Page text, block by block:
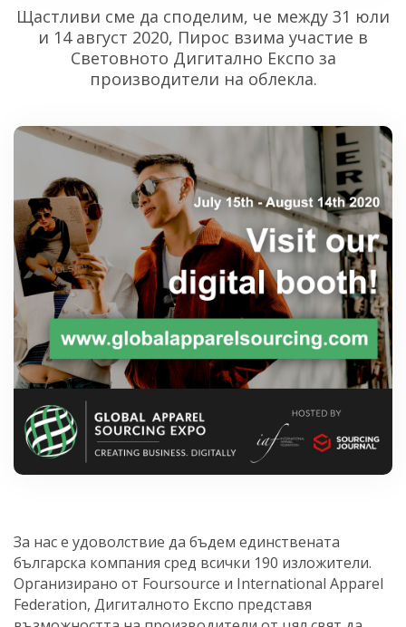
Щастливи сме да споделим, че между 31 юли
и 14 август 2020, Пирос взима участие в
Световното Дигитално Експо за
производители на облекла.
За нас е удоволствие да бъдем единствената
българска компания сред всички 190 изложители.
Организирано от Foursource и International Apparel
Federation, Дигиталното Експо представя